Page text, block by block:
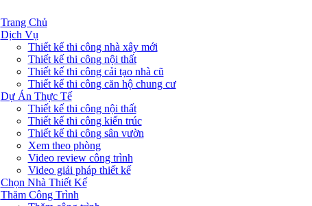
Trang Chủ
Dịch Vụ
Thiết kế thi công nhà xây mới
Thiết kế thi công nội thất
Thiết kế thi công cải tạo nhà cũ
Thiết kế thi công căn hộ chung cư
Dự Án Thực Tế
Thiết kế thi công nội thất
Thiết kế thi công kiến trúc
Thiết kế thi công sân vườn
Xem theo phòng
Video review công trình
Video giải pháp thiết kế
Chọn Nhà Thiết Kế
Thăm Công Trình